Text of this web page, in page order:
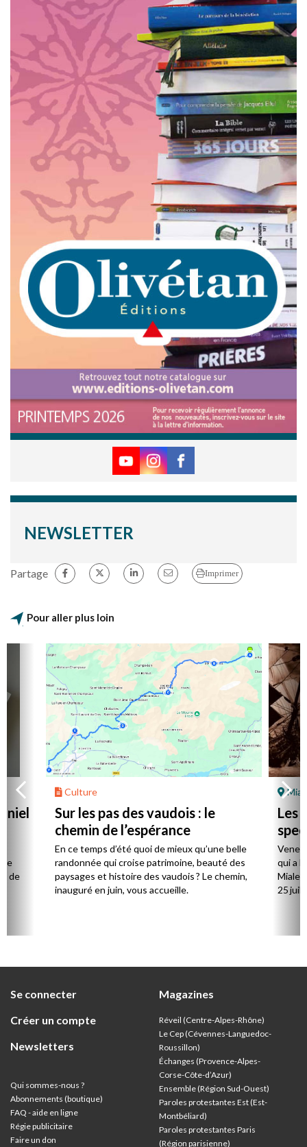
NEWSLETTER
Partage Imprimer
Pour aller plus loin
de
Culture
Sur les pas des vaudois : le
chemin de l’espérance
En ce temps d’été quoi de mieux qu’une belle
randonnée qui croise patrimoine, beauté des
paysages et histoire des vaudois ? Le chemin,
inauguré en juin, vous accueille.
Les
qui a
25
Se connecter
Créer un compte
Newsletters
Qui sommes-nous ?
Abonnements (boutique)
FAQ - aide en ligne
Régie publicitaire
Faire un don
Magazines
Réveil (Centre-Alpes-Rhône)
Le Cep (Cévennes-Languedoc-
Roussillon)
Échanges (Provence-Alpes-
Corse-Côte-d’Azur)
Ensemble (Région Sud-Ouest)
Paroles protestantes Est (Est-
Montbéliard)
Paroles protestantes Paris
(Région parisienne)